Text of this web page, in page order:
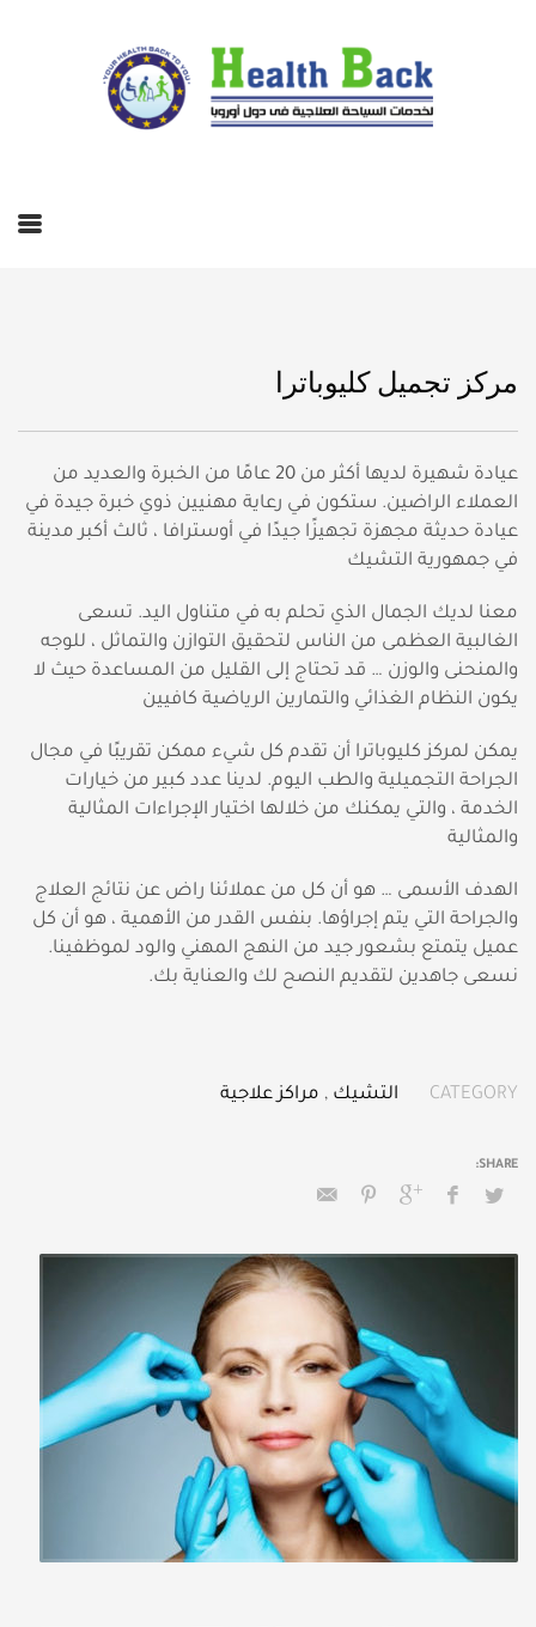
مركز تجميل كليوباترا
عيادة شهيرة لديها أكثر من 20 عامًا من الخبرة والعديد من
العملاء الراضين. ستكون في رعاية مهنيين ذوي خبرة جيدة في
عيادة حديثة مجهزة تجهيزًا جيدًا في أوسترافا ، ثالث أكبر مدينة
في جمهورية التشيك
معنا لديك الجمال الذي تحلم به في متناول اليد. تسعى
الغالبية العظمى من الناس لتحقيق التوازن والتماثل ، للوجه
والمنحنى والوزن … قد تحتاج إلى القليل من المساعدة حيث لا
يكون النظام الغذائي والتمارين الرياضية كافيين
يمكن لمركز كليوباترا أن تقدم كل شيء ممكن تقريبًا في مجال
الجراحة التجميلية والطب اليوم. لدينا عدد كبير من خيارات
الخدمة ، والتي يمكنك من خلالها اختيار الإجراءات المثالية
والمثالية
الهدف الأسمى … هو أن كل من عملائنا راض عن نتائج العلاج
والجراحة التي يتم إجراؤها. بنفس القدر من الأهمية ، هو أن كل
عميل يتمتع بشعور جيد من النهج المهني والود لموظفينا.
نسعى جاهدين لتقديم النصح لك والعناية بك.
CATEGORY التشيك , مراكز علاجية